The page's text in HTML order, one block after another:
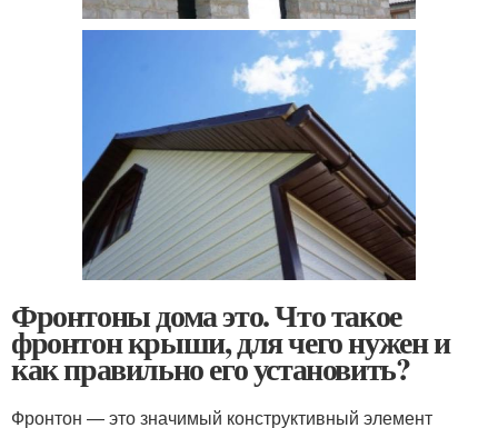
Фронтоны дома это. Что такое
фронтон крыши, для чего нужен и
как правильно его установить?
Фронтон — это значимый конструктивный элемент